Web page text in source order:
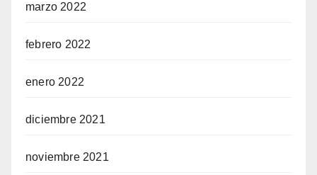
marzo 2022
febrero 2022
enero 2022
diciembre 2021
noviembre 2021